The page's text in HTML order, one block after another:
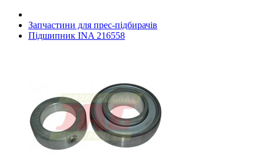
Запчастини для прес-підбирачів
Підшипник INA 216558